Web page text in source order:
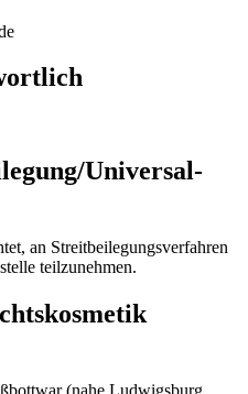
Universal­
an Streitbeilegungsverfahren
teilzunehmen.
(nahe Ludwigsburg,